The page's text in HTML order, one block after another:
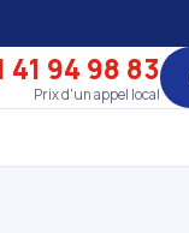
41 94 98 83
Prix d'un appel local